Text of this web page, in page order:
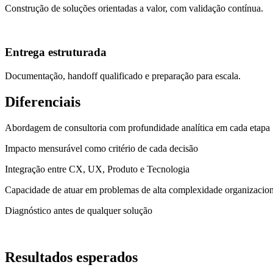
Construção de soluções orientadas a valor, com validação contínua.
Entrega estruturada
Documentação, handoff qualificado e preparação para escala.
Diferenciais
Abordagem de consultoria com profundidade analítica em cada etapa
Impacto mensurável como critério de cada decisão
Integração entre CX, UX, Produto e Tecnologia
Capacidade de atuar em problemas de alta complexidade
Diagnóstico antes de qualquer solução
Resultados esperados